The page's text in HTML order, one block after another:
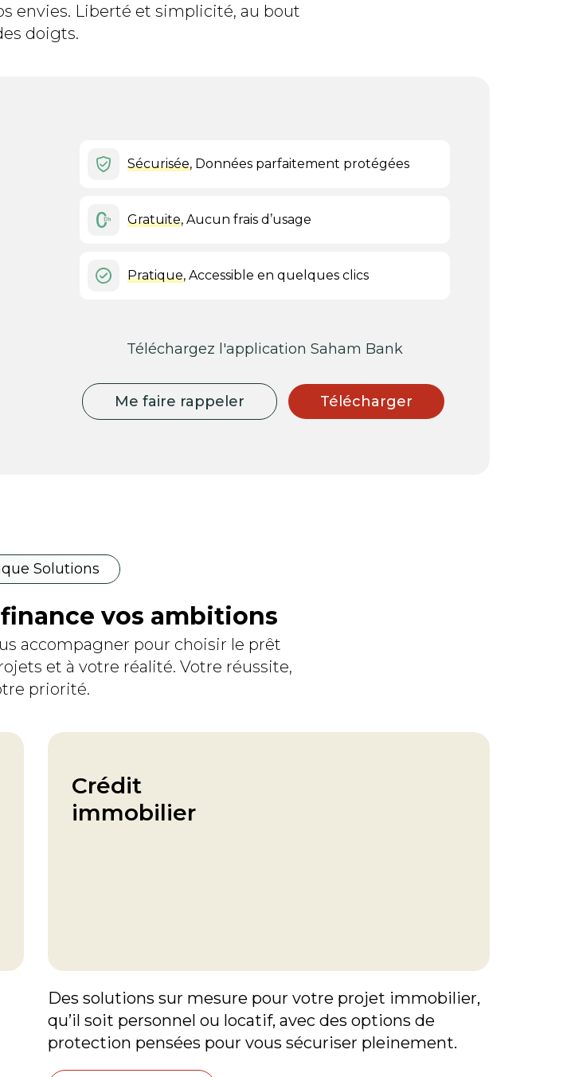
envies. Liberté et simplicité, au bout
doigts.
Sécurisée, Données parfaitement protégées
Gratuite, Aucun frais d’usage
Pratique, Accessible en quelques clics
Téléchargez l'application Saham Bank
Me faire rappeler Télécharger
Solutions
vos ambitions
accompagner pour choisir le prêt
et à votre réalité. Votre réussite,
priorité.
Crédit
immobilier
Des solutions sur mesure pour votre projet immobilier,
qu’il soit personnel ou locatif, avec des options de
protection pensées pour vous sécuriser pleinement.